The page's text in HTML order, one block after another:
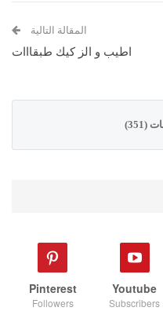
المقالة التالية
اطيب و الز كيك طبقااات
Youtube
Subscribers
Pinterest
Followers